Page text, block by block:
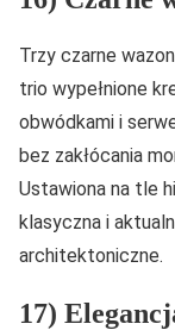
Trzy czarne
trio wypełnione
obwódkami i
bez zakłócania
Ustawiona na tle
klasyczna i
architektoniczne.
17)